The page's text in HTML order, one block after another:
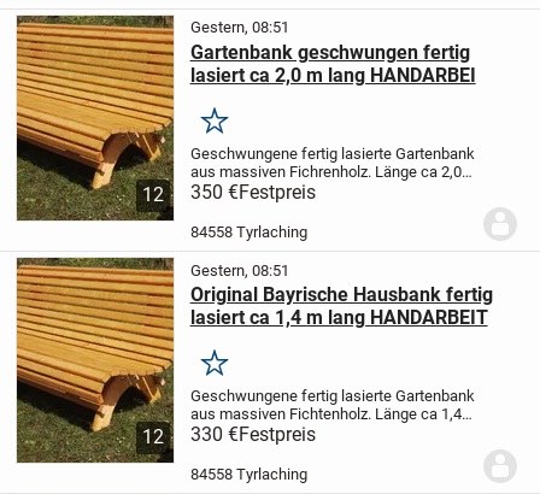
12
Gestern, 08:51
Gartenbank geschwungen fertig
lasiert ca 2,0 m lang HANDARBEI
Merken
Geschwungene fertig lasierte Gartenbank
aus massiven Fichrenholz. Länge ca 2,0
mABHOLPREIS in 84558 TYRLACHING
!!!!!!!!!!!!!!!!!!!!!!!!!!!!!!!!! 350.- Euro
!!!!!!!!!!!!!!!!!!!!!!!!!...
350 €Festpreis
84558 Tyrlaching
12
Gestern, 08:51
Original Bayrische Hausbank fertig
lasiert ca 1,4 m lang HANDARBEIT
Merken
Geschwungene fertig lasierte Gartenbank
aus massiven Fichtenholz. Länge ca 1,4
mABHOLPREIS in 84558
TYRLACHING
!!!!!!!!!!!!!!!!!!!!!!!!!!!!!!Lieferung in...
330 €Festpreis
84558 Tyrlaching